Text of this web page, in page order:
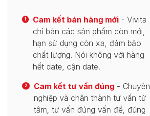
1 Cam kết bán hàng mới - Vivita
chỉ bán các sản phẩm còn mới,
hạn sử dụng còn xa, đảm bảo
chất lượng. Nói không với hàng
hết date, cận date.
2 Cam kết tư vấn đúng - Chuyên
nghiệp và chân thành tư vấn từ
tâm, tư vấn đúng vấn đề, đúng